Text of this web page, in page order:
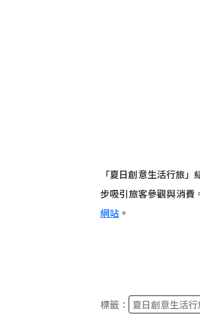
「夏日創意生活行旅
步吸引旅客參觀與消費
網站 。
標籤： 夏日創意生活行